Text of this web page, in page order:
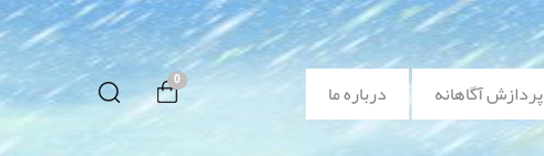
پردازش آگاهانه
درباره ما
0